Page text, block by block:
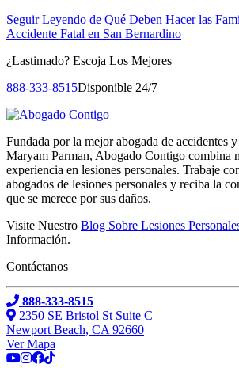
Seguir Leyendo de Qué Deben Hacer las
Accidente Fatal en San Bernardino
¿Lastimado? Escoja Los Mejores
888-333-8515Disponible 24/7
Fundada por la mejor abogada de accidentes
Maryam Parman, Abogado Contigo combina
experiencia en lesiones personales. Trabaje
abogados de lesiones personales y reciba la
que se merece por sus daños.
Visite Nuestro Blog Sobre Lesiones
Información.
Contáctanos
888-333-8515
2350 SE Bristol St Suite C
Newport Beach, CA 92660
Ver Mapa